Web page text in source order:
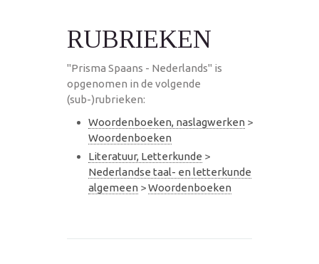
RUBRIEKEN
"Prisma Spaans - Nederlands" is
opgenomen in de volgende
(sub-)rubrieken:
Woordenboeken, naslagwerken >
Woordenboeken
Literatuur, Letterkunde >
Nederlandse taal- en letterkunde
algemeen >Woordenboeken